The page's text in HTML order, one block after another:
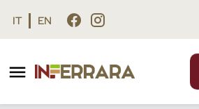
Vai al contenuto principale
Vai al footer
IT EN